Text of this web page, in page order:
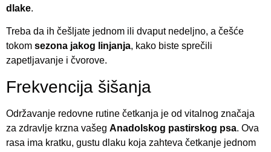
dlake.
Treba da ih češljate jednom ili dvaput nedeljno, a češće
tokom sezona jakog linjanja, kako biste sprečili
zapetljavanje i čvorove.
Frekvencija šišanja
Održavanje redovne rutine četkanja je od vitalnog značaja
za zdravlje krzna vašeg Anadolskog pastirskog psa. Ova
rasa ima kratku, gustu dlaku koja zahteva četkanje jednom